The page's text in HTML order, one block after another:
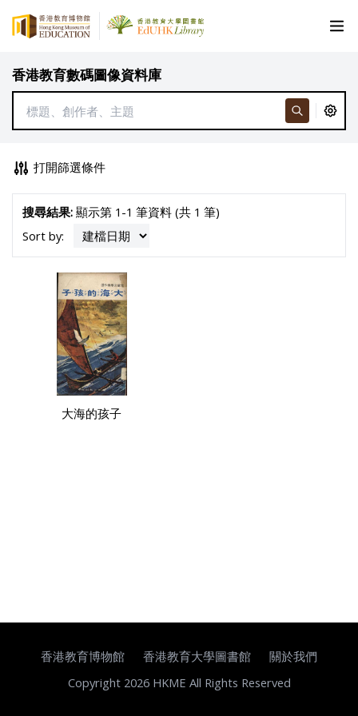
香港教育數碼圖像資料庫
打開篩選條件
搜尋結果:顯示第 1-1 筆資料 (共 1 筆)
Sort by:
大海的孩子
香港教育博物館 香港教育大學圖書館
關於我們
Copyright 2026 HKME All Rights Reserved